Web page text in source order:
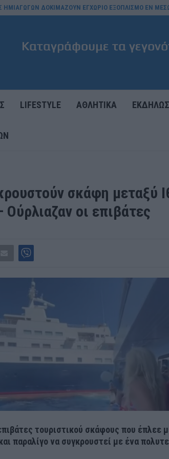
ΗΜΙΑΓΩΓΩΝ ΔΟΚΙΜΑΖΟΥΝ ΕΓΧΩΡΙΟ ΕΞΟΠΛΙΣΜΟ ΕΝ
LIFESTYLE ΑΘΛΗΤΙΚΑ
σκάφη μεταξύ
οι επιβάτες
τουριστικού σκάφους που έπλεε
παραλίγο να συγκρουστεί με ένα